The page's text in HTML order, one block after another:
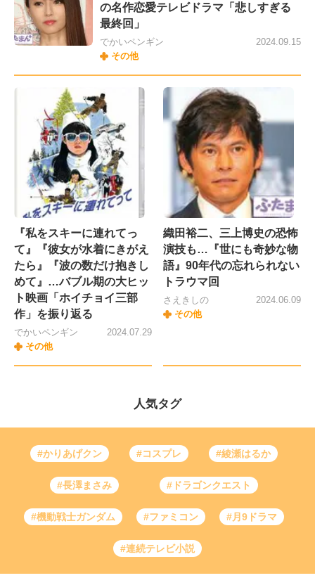
の名作恋愛テレビドラマ「悲しすぎる
最終回」
でかいペンギン
その他
2024.09.15
『私をスキーに連れてっ
て』『彼女が水着にきがえ
たら』『波の数だけ抱きし
めて』…バブル期の大ヒッ
ト映画「ホイチョイ三部
作」を振り返る
でかいペンギン
その他
2024.07.29
織田裕二、三上博史の恐怖
演技も…『世にも奇妙な物
語』90年代の忘れられない
トラウマ回
さえきしの
その他
2024.06.09
人気タグ
#かりあげクン #コスプレ #綾瀬はるか
#長澤まさみ #ドラゴンクエスト
#機動戦士ガンダム #ファミコン #月9ドラマ
#連続テレビ小説